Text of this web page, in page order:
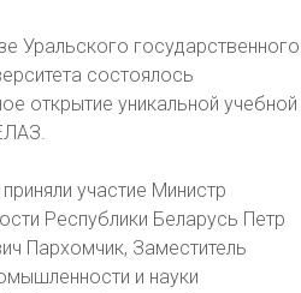
Уральского государственного
состоялось
открытие уникальной учебной
участие Министр
Республики Беларусь Петр
Пархомчик, Заместитель
и науки